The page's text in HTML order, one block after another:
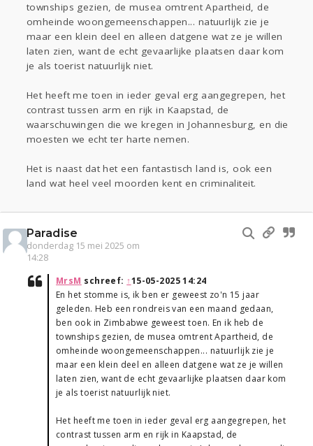
townships gezien, de musea omtrent Apartheid, de
omheinde woongemeenschappen... natuurlijk zie je
maar een klein deel en alleen datgene wat ze je willen
laten zien, want de echt gevaarlijke plaatsen daar kom
je als toerist natuurlijk niet.
Het heeft me toen in ieder geval erg aangegrepen, het
contrast tussen arm en rijk in Kaapstad, de
waarschuwingen die we kregen in Johannesburg, en die
moesten we echt ter harte nemen.
Het is naast dat het een fantastisch land is, ook een
land wat heel veel moorden kent en criminaliteit.
Paradise
donderdag 15 mei 2025 om
14:28
MrsM schreef: ↑15-05-2025 14:24
En het stomme is, ik ben er geweest zo'n 15 jaar
geleden. Heb een rondreis van een maand gedaan,
ben ook in Zimbabwe geweest toen. En ik heb de
townships gezien, de musea omtrent Apartheid, de
omheinde woongemeenschappen... natuurlijk zie je
maar een klein deel en alleen datgene wat ze je willen
laten zien, want de echt gevaarlijke plaatsen daar kom
je als toerist natuurlijk niet.
Het heeft me toen in ieder geval erg aangegrepen, het
contrast tussen arm en rijk in Kaapstad, de